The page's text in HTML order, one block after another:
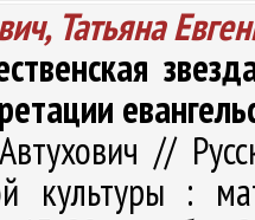
Татьяна
//
культуры :